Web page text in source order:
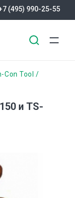
(495) 990-25-55
Con Tool
и TS-